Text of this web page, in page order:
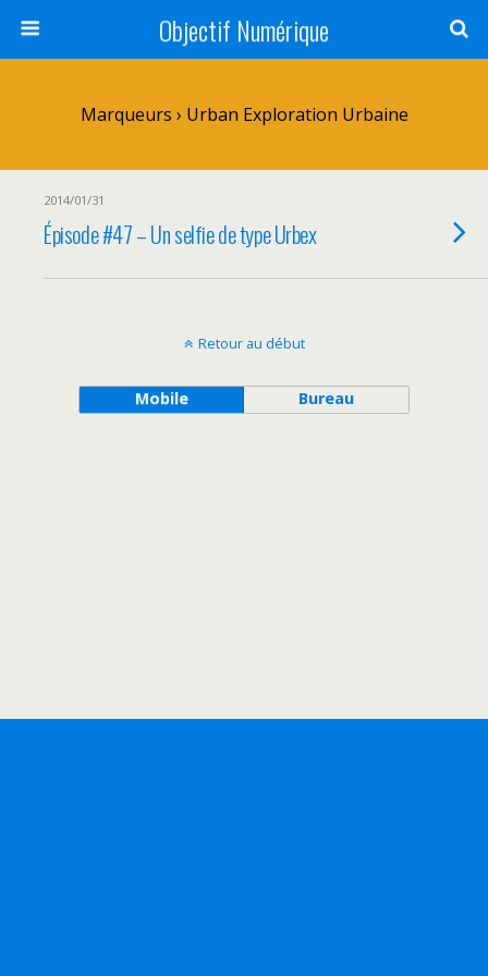
Objectif Numérique
Marqueurs › Urban Exploration Urbaine
2014/01/31
Épisode #47 – Un selfie de type Urbex
Retour au début
Mobile Bureau